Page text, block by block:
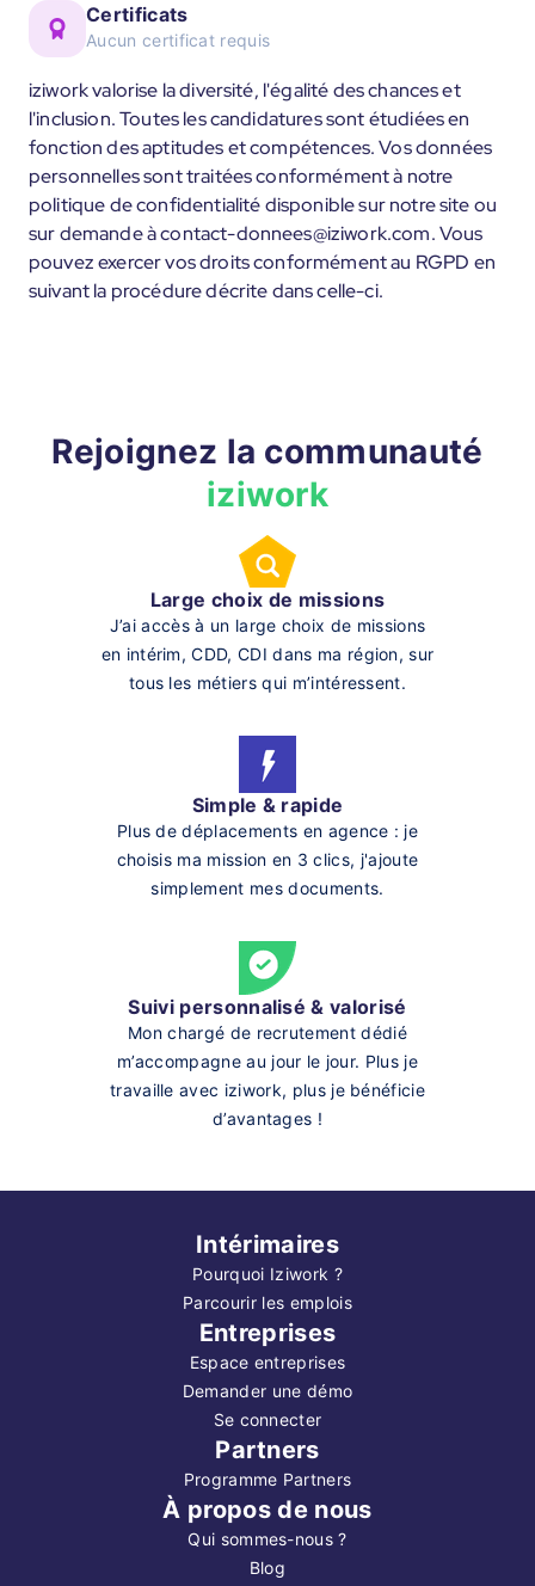
Certificats
Aucun certificat requis
iziwork valorise la diversité, l'égalité des chances et
l'inclusion. Toutes les candidatures sont étudiées en
fonction des aptitudes et compétences. Vos données
personnelles sont traitées conformément à notre
politique de confidentialité disponible sur notre site ou
sur demande à contact-donnees@iziwork.com. Vous
pouvez exercer vos droits conformément au RGPD en
suivant la procédure décrite dans celle-ci.
Rejoignez la communauté
iziwork
Large choix de missions
J’ai accès à un large choix de missions
en intérim, CDD, CDI dans ma région, sur
tous les métiers qui m’intéressent.
Simple & rapide
Plus de déplacements en agence : je
choisis ma mission en 3 clics, j'ajoute
simplement mes documents.
Suivi personnalisé & valorisé
Mon chargé de recrutement dédié
m’accompagne au jour le jour. Plus je
travaille avec iziwork, plus je bénéficie
d’avantages !
Intérimaires
Pourquoi Iziwork ?
Parcourir les emplois
Entreprises
Espace entreprises
Demander une démo
Se connecter
Partners
Programme Partners
À propos de nous
Qui sommes-nous ?
Blog